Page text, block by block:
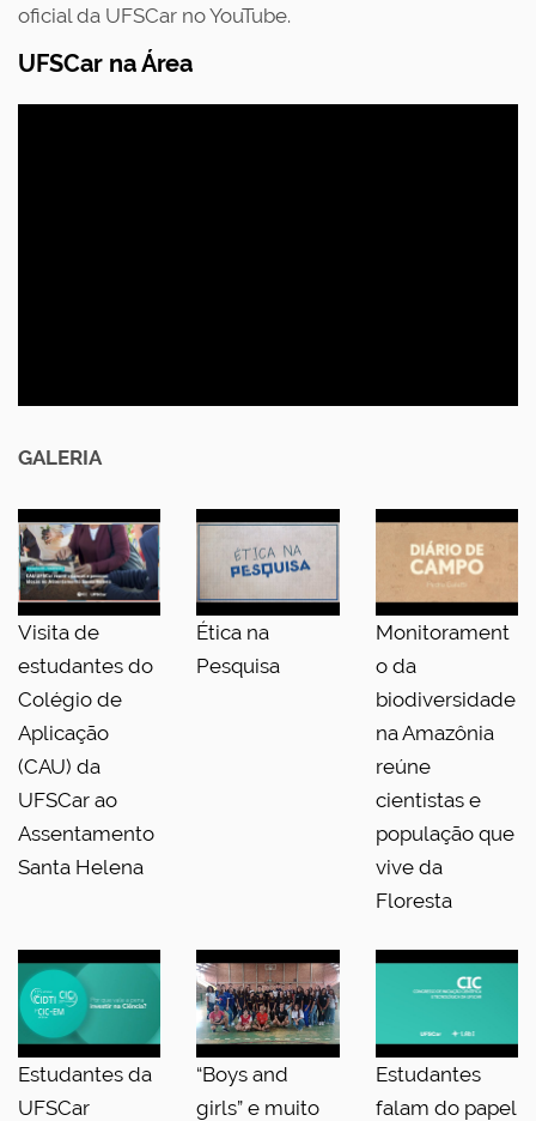
oficial da UFSCar no YouTube.
UFSCar na Área
GALERIA
Visita de
estudantes do
Colégio de
Aplicação
(CAU) da
UFSCar ao
Assentamento
Santa Helena
Ética na
Pesquisa
Monitorament
o da
biodiversidade
na Amazônia
reúne
cientistas e
população que
vive da
Floresta
Estudantes da
UFSCar
“Boys and
girls” e muito
Estudantes
falam do papel